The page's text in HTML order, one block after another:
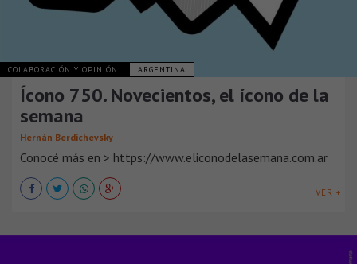
COLABORACIÓN Y OPINIÓN ARGENTINA
Ícono 750. Novecientos, el ícono de la
semana
Hernán Berdichevsky
Conocé más en > https://www.eliconodelasemana.com.ar
VER +